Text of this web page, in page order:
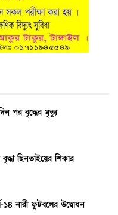
পর বৃদ্ধের মৃত্যু
বৃদ্ধা ছিনতাইয়ের শিকার
নারী ফুটবলের উদ্বোধন